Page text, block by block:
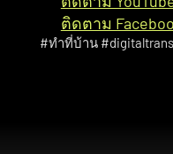
ติดตาม
#ทำที่บ้าน